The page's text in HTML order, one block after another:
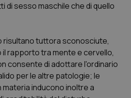
& Testa Collo
di sesso maschile che di quello
risultano tuttora sconosciute,
rapporto tra mente e cervello,
consente di adottare l'ordinario
per le altre patologie; le
inducono inoltre a